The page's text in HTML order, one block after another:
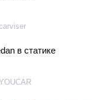
в статике